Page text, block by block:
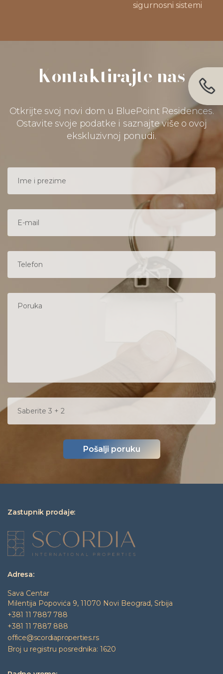
sigurnosni sistemi
Kontaktirajte nas
Otkrijte svoj novi dom u BluePoint Residences.
Ostavite svoje podatke i saznajte više o ovoj
ekskluzivnoj ponudi.
Pošalji poruku
Zastupnik prodaje:
Adresa:
Sava Centar
Milentija Popovića 9, 11070 Novi Beograd, Srbija
+381 11 7887 788
+381 11 7887 888
office@scordiaproperties.rs
Broj u registru posrednika: 1620